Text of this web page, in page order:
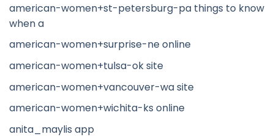
american-women+st-petersburg-pa things to know
when a
american-women+surprise-ne online
american-women+tulsa-ok site
american-women+vancouver-wa site
american-women+wichita-ks online
anita_maylis app